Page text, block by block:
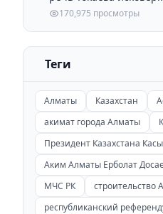
170,975 просмотры
Теги
Алматы Казахстан
акимат города Алматы
Президент Казахстана
Аким Алматы Ерболат
МЧС РК
строительство
республиканский